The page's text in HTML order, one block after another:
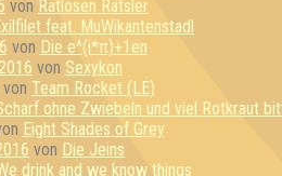
von Ratlosen Rätsler
feat. MuWikantenstadl
von Die e^(i*π)+1en
von Sexykon
von Team Rocket (LE)
ohne Zwiebeln und viel Rotkraut
Eight Shades of Grey
von Die Jeins
drink and we know things